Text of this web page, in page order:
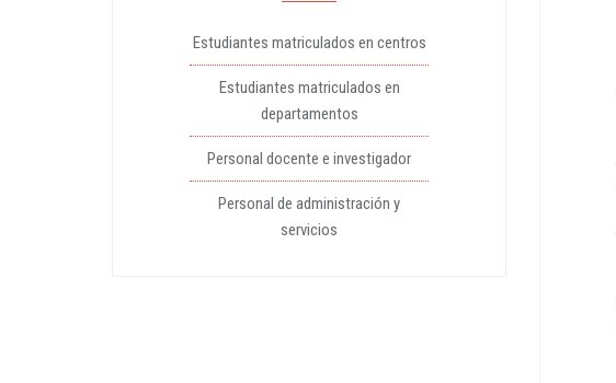
Estudiantes matriculados en centros
Estudiantes matriculados en
departamentos
Personal docente e investigador
Personal de administración y
servicios